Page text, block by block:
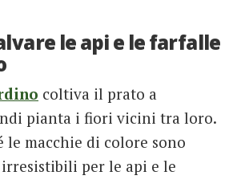
le api e le farfalle
coltiva il prato a
pianta i fiori vicini tra loro.
le macchie di colore sono
per le api e le